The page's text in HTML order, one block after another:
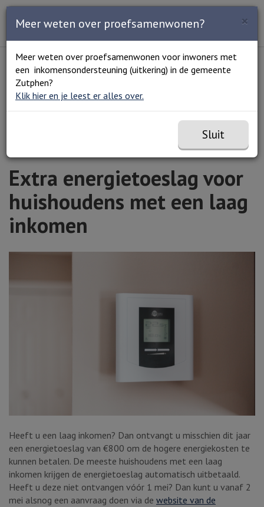
Open en sluit het
Menu
Lees voor
Uitleg woorden
Simpele tekst
Home
Extra energietoeslag voor huishoudens met een
laag inkomen
Extra energietoeslag voor
huishoudens met een laag
inkomen
Heeft u een laag inkomen? Dan ontvangt u misschien dit jaar
een energietoeslag van €800 om de hogere energiekosten te
kunnen betalen. De meeste huishoudens met een laag
inkomen krijgen de energietoeslag automatisch uitbetaald.
Heeft u deze niet ontvangen vóór 1 mei? Dan kunt u vanaf 2
mei alsnog een aanvraag doen via de website van de
×
Meer weten over proefsamenwonen?
Meer weten over proefsamenwonen voor inwoners met
een inkomensondersteuning (uitkering) in de gemeente
Zutphen?
Klik hier en je leest er alles over.
Sluit